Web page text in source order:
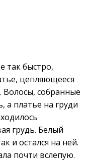
так быстро,
цепляющееся
Волосы, собранные
а платье на груди
грудь. Белый
и остался на ней.
почти вслепую.